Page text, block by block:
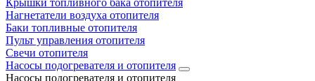
Крышки топливного бака отопителя
Нагнетатели воздуха отопителя
Баки топливные отопителя
Пульт управления отопителя
Свечи отопителя
Насосы подогревателя и отопителя
Насосы подогревателя и отопителя